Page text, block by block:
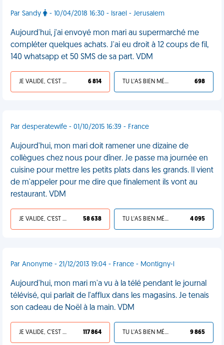
Par Sandy - 10/04/2018 16:30 - Israel - Jerusalem
Aujourd'hui, j'ai envoyé mon mari au supermarché me
compléter quelques achats. J'ai eu droit à 12 coups de fil,
140 whatsapp et 50 SMS de sa part. VDM
JE VALIDE, C'EST UNE VDM 6 814 TU L'AS BIEN MÉRITÉ 698
Par desperatewife - 01/10/2015 16:39 - France
Aujourd'hui, mon mari doit ramener une dizaine de
collègues chez nous pour dîner. Je passe ma journée en
cuisine pour mettre les petits plats dans les grands. Il vient
de m'appeler pour me dire que finalement ils vont au
restaurant. VDM
JE VALIDE, C'EST UNE VDM 58 638 TU L'AS BIEN MÉRITÉ 4 095
Par Anonyme - 21/12/2013 19:04 - France - Montigny-l
Aujourd'hui, mon mari m'a vu à la télé pendant le journal
télévisé, qui parlait de l'afflux dans les magasins. Je tenais
son cadeau de Noël à la main. VDM
JE VALIDE, C'EST UNE VDM 117 864 TU L'AS BIEN MÉRITÉ 9 865